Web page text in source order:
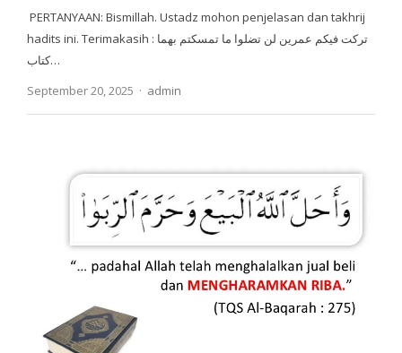
PERTANYAAN: Bismillah. Ustadz mohon penjelasan dan takhrij
hadits ini. Terimakasih تركت فيكم عمرين لن تضلوا ما تمسكتم بهما :
كتاب…
September 20, 2025
Author
admin